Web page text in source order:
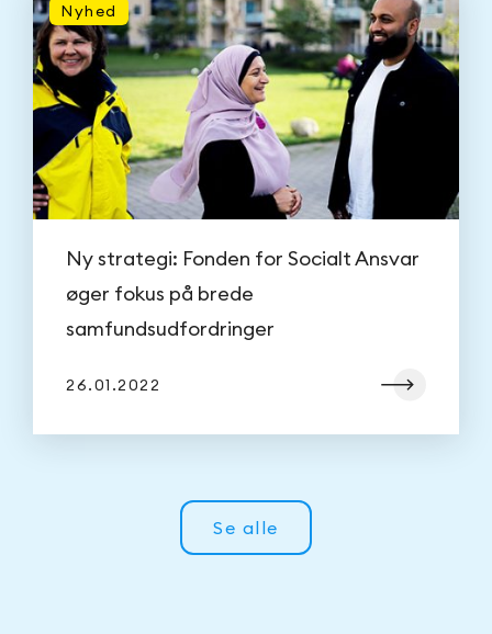
Nyhed
Ny strategi: Fonden for Socialt Ansvar
øger fokus på brede
samfundsudfordringer
26.01.2022
Se alle